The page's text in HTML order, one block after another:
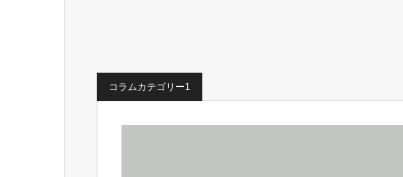
コラムカテゴリー1